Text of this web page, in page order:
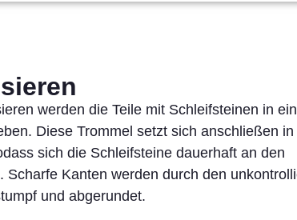
werden die Teile mit Schleifsteinen in
Diese Trommel setzt sich anschließen in
sich die Schleifsteine dauerhaft an den
Scharfe Kanten werden durch den
und abgerundet.